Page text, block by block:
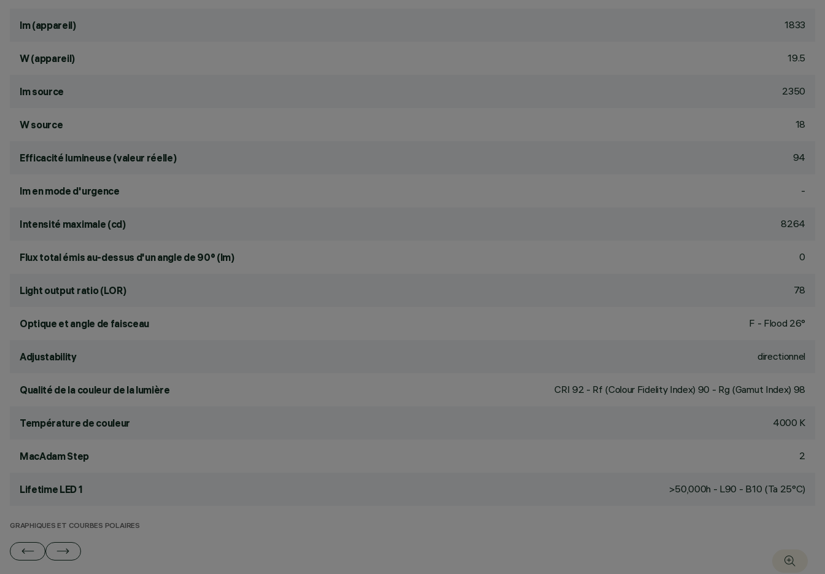
lm (appareil) 1833
W (appareil) 19.5
lm source 2350
W source 18
Efficacité lumineuse (valeur réelle) 94
lm en mode d'urgence -
Intensité maximale (cd) 8264
Flux total émis au-dessus d'un angle de 90° (lm) 0
Light output ratio (LOR) 78
Optique et angle de faisceau F - Flood 26°
Adjustability directionnel
Qualité de la couleur de la lumière CRI 92 - Rf (Colour Fidelity Index) 90 - Rg (Gamut Index) 98
Température de couleur 4000 K
MacAdam Step 2
Lifetime LED 1 >50,000h - L90 - B10 (Ta 25°C)
GRAPHIQUES ET COURBES POLAIRES